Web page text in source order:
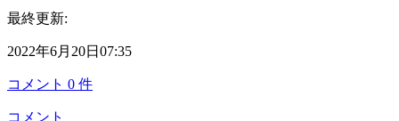
最終更新:
2022年6月20日07:35
コメント 0 件
コメント